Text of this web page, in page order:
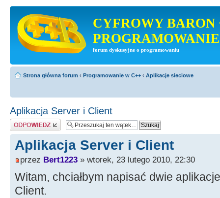
CYFROWY BARON
PROGRAMOWANIE
forum dyskusyjne o programowaniu
Strona główna forum ‹ Programowanie w C++ ‹ Aplikacje sieciowe
Aplikacja Server i Client
Odpowiedz
Aplikacja Server i Client
przez Bert1223 » wtorek, 23 lutego 2010, 22:30
Witam, chciałbym napisać dwie
Client.